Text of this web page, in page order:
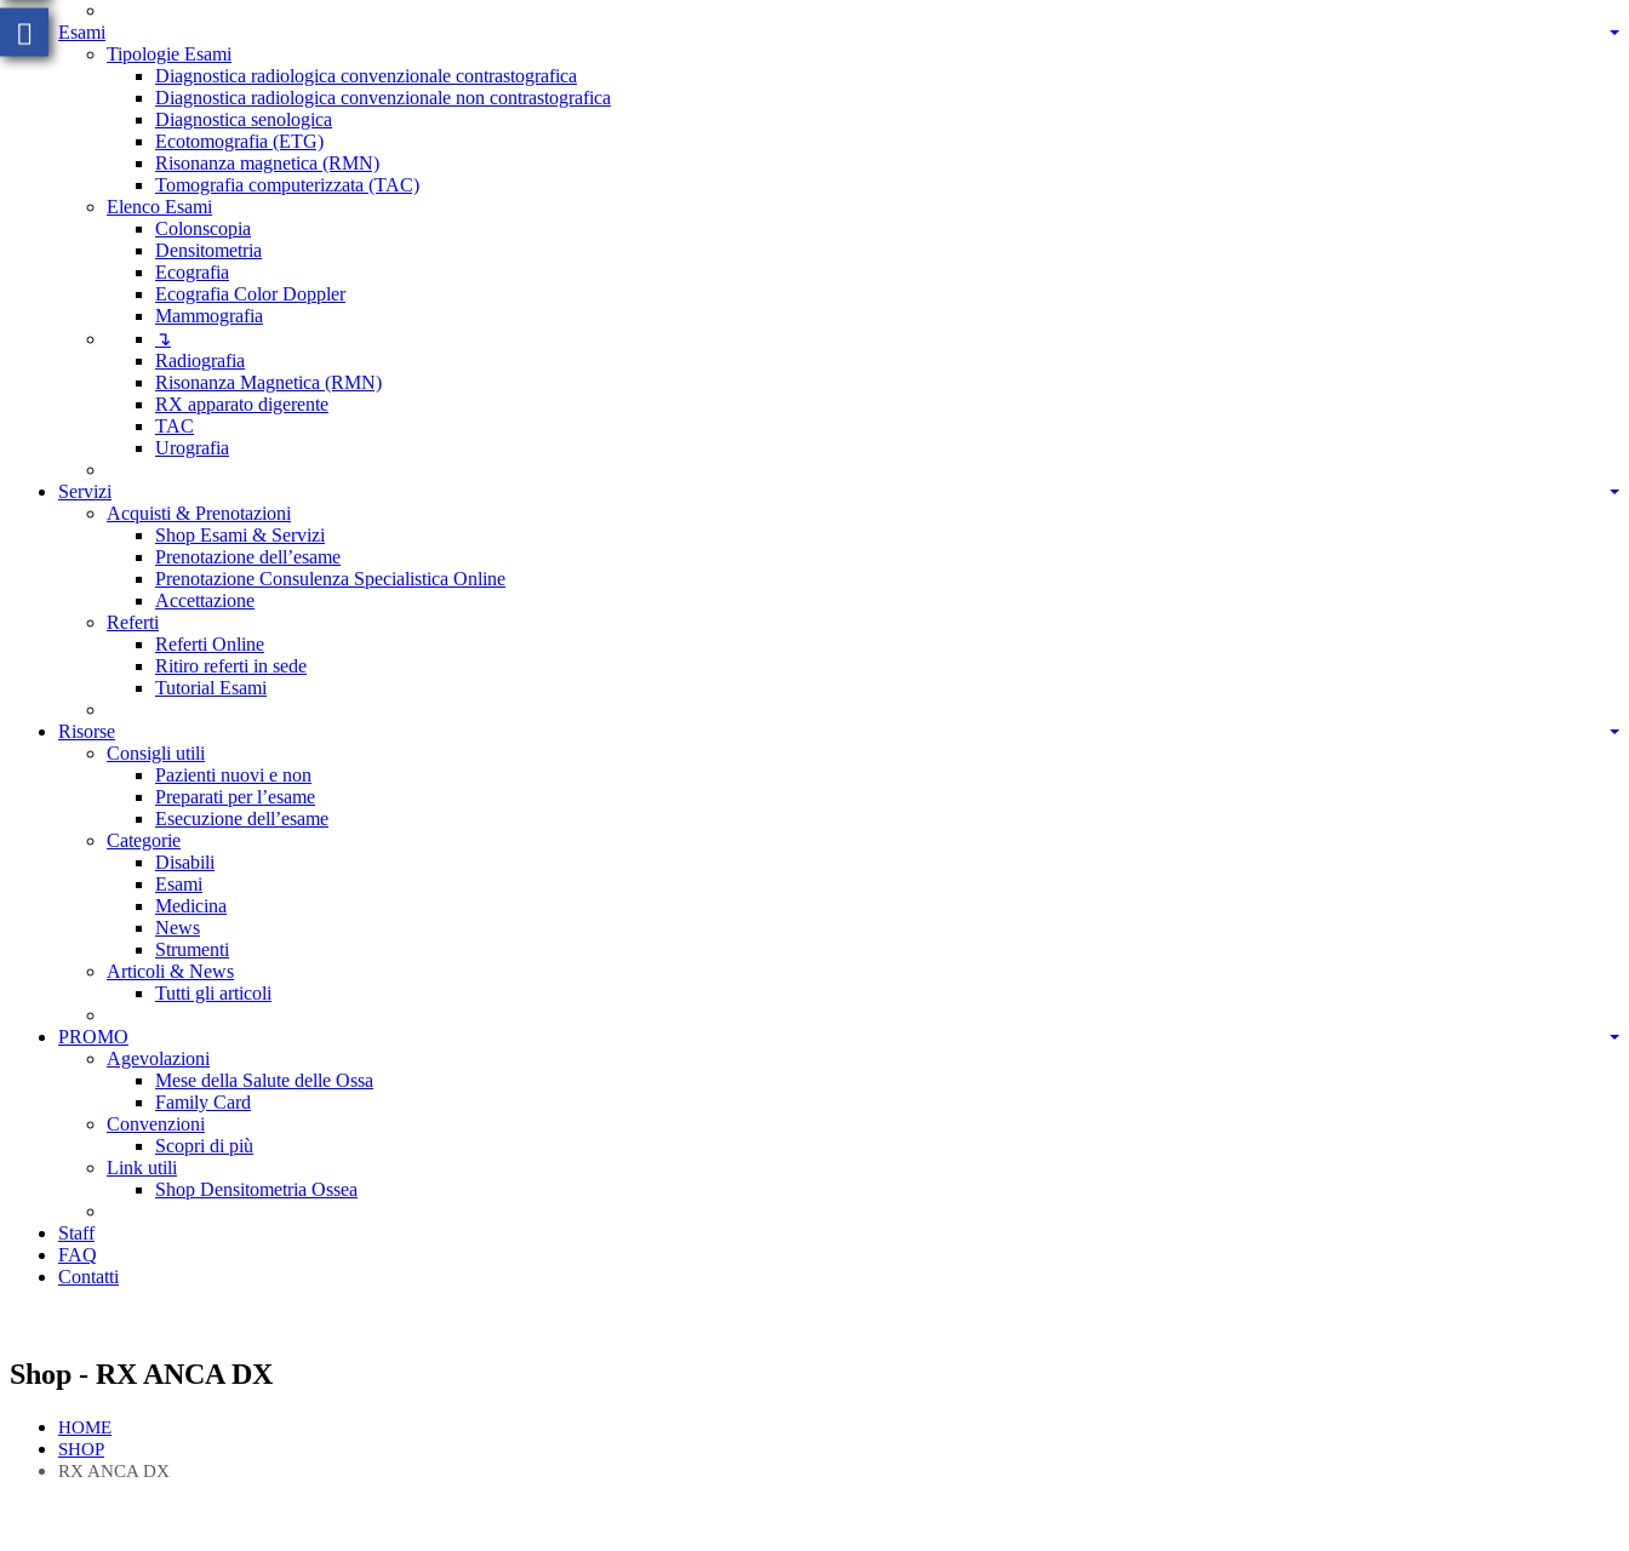
Esami
Tipologie Esami
Diagnostica radiologica convenzionale contrastografica
Diagnostica radiologica convenzionale non contrastografica
Diagnostica senologica
Ecotomografia (ETG)
Risonanza magnetica (RMN)
Tomografia computerizzata (TAC)
Elenco Esami
Colonscopia
Densitometria
Ecografia
Ecografia Color Doppler
Mammografia
↴
Radiografia
Risonanza Magnetica (RMN)
RX apparato digerente
TAC
Urografia
Servizi
Acquisti & Prenotazioni
Shop Esami & Servizi
Prenotazione dell’esame
Prenotazione Consulenza Specialistica Online
Accettazione
Referti
Referti Online
Ritiro referti in sede
Tutorial Esami
Risorse
Consigli utili
Pazienti nuovi e non
Preparati per l’esame
Esecuzione dell’esame
Categorie
Disabili
Esami
Medicina
News
Strumenti
Articoli & News
Tutti gli articoli
PROMO
Agevolazioni
Mese della Salute delle Ossa
Family Card
Convenzioni
Scopri di più
Link utili
Shop Densitometria Ossea
Staff
FAQ
Contatti
Shop - RX ANCA DX
HOME
SHOP
RX ANCA DX